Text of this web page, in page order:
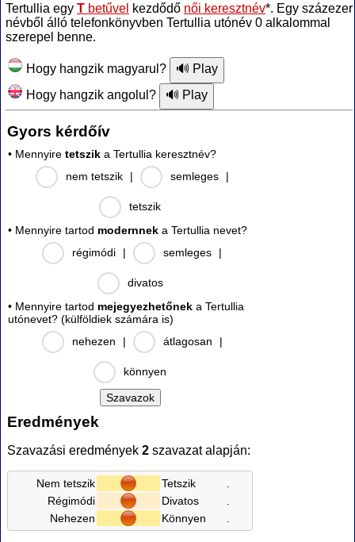
Tertullia egy T betűvel kezdődő női keresztnév*. Egy százezer
névből álló telefonkönyvben Tertullia utónév 0 alkalommal
szerepel benne.
Hogy hangzik magyarul?
Hogy hangzik angolul?
Gyors kérdőív
• Mennyire tetszik a Tertullia keresztnév?
nem tetszik
| semleges |
tetszik
• Mennyire tartod modernnek a Tertullia nevet?
régimódi
| semleges |
divatos
• Mennyire tartod mejegyezhetőnek a Tertullia
utónevet? (külföldiek számára is)
nehezen
| átlagosan |
könnyen
Eredmények
Szavazási eredmények 2 szavazat alapján:
Nem tetszik Tetszik
Régimódi
Divatos
Nehezen
Könnyen